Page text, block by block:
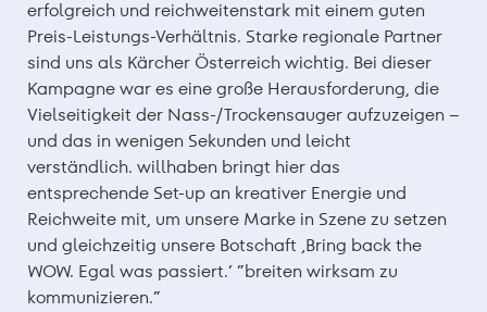
erfolgreich und reichweitenstark mit einem guten
Preis-Leistungs-Verhältnis. Starke regionale Partner
sind uns als Kärcher Österreich wichtig. Bei dieser
Kampagne war es eine große Herausforderung, die
Vielseitigkeit der Nass-/Trockensauger aufzuzeigen –
und das in wenigen Sekunden und leicht
verständlich. willhaben bringt hier das
entsprechende Set-up an kreativer Energie und
Reichweite mit, um unsere Marke in Szene zu setzen
und gleichzeitig unsere Botschaft ‚Bring back the
WOW. Egal was passiert.‘ “breiten wirksam zu
kommunizieren.“